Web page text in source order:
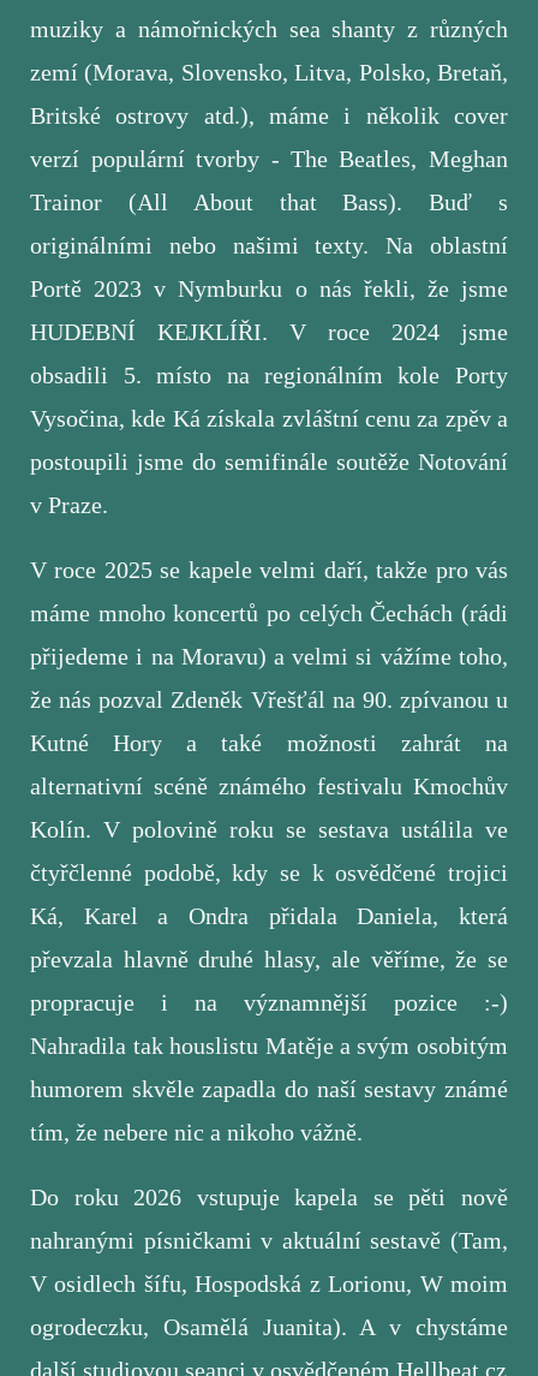
muziky a námořnických sea shanty z různých
zemí (Morava, Slovensko, Litva, Polsko, Bretaň,
Britské ostrovy atd.), máme i několik cover
verzí populární tvorby - The Beatles, Meghan
Trainor (All About that Bass). Buď s
originálními nebo našimi texty. Na oblastní
Portě 2023 v Nymburku o nás řekli, že jsme
HUDEBNÍ KEJKLÍŘI. V roce 2024 jsme
obsadili 5. místo na regionálním kole Porty
Vysočina, kde Ká získala zvláštní cenu za zpěv a
postoupili jsme do semifinále soutěže Notování
v Praze.
V roce 2025 se kapele velmi daří, takže pro vás
máme mnoho koncertů po celých Čechách (rádi
přijedeme i na Moravu) a velmi si vážíme toho,
že nás pozval Zdeněk Vřešťál na 90. zpívanou u
Kutné Hory a také možnosti zahrát na
alternativní scéně známého festivalu Kmochův
Kolín. V polovině roku se sestava ustálila ve
čtyřčlenné podobě, kdy se k osvědčené trojici
Ká, Karel a Ondra přidala Daniela, která
převzala hlavně druhé hlasy, ale věříme, že se
propracuje i na významnější pozice :-)
Nahradila tak houslistu Matěje a svým osobitým
humorem skvěle zapadla do naší sestavy známé
tím, že nebere nic a nikoho vážně.
Do roku 2026 vstupuje kapela se pěti nově
nahranými písničkami v aktuální sestavě (Tam,
V osidlech šífu, Hospodská z Lorionu, W moim
ogrodeczku, Osamělá Juanita). A v chystáme
další studiovou seanci v osvědčeném Hellbeat.cz